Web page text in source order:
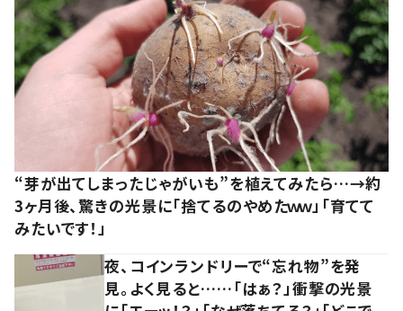
“芽が出てしまったじゃがいも”を植えてみたら…→約
3ヶ月後、驚きの光景に「捨てるのやめたｗｗ」「育てて
みたいです！」
夜、コインランドリーで“忘れ物”を発
見。よく見ると……「はぁ？」衝撃の光景